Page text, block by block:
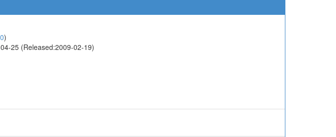
)
25 (Released:2009-02-19)